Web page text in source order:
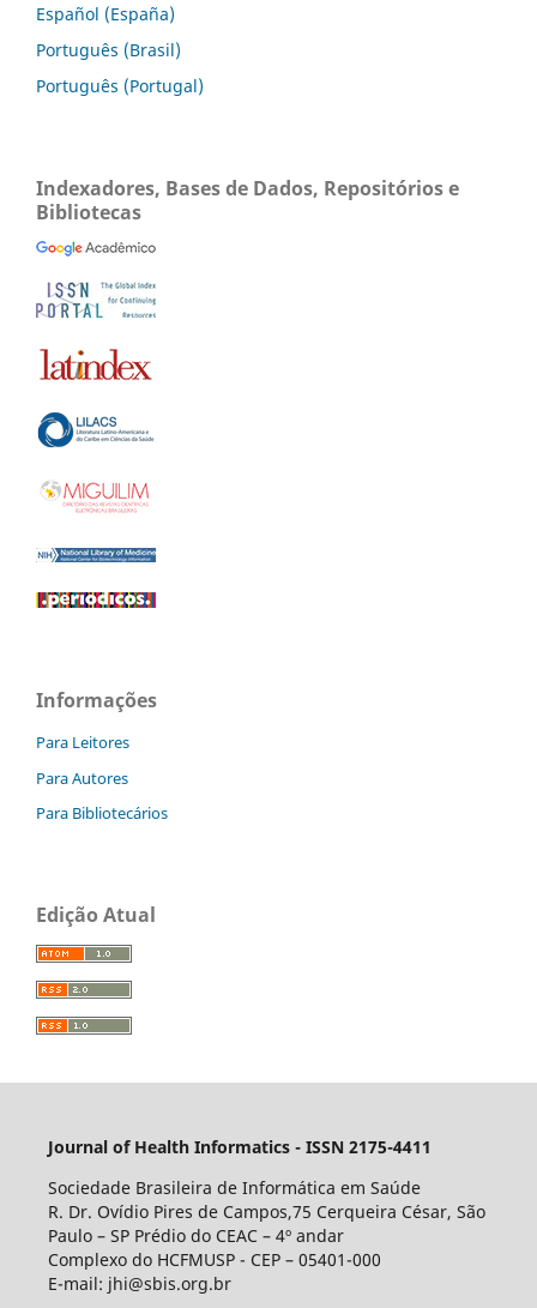
Español (España)
Português (Brasil)
Português (Portugal)
Indexadores, Bases de Dados, Repositórios e
Bibliotecas
Informações
Para Leitores
Para Autores
Para Bibliotecários
Edição Atual
Journal of Health Informatics - ISSN 2175-4411
Sociedade Brasileira de Informática em Saúde
R. Dr. Ovídio Pires de Campos,75 Cerqueira César, São
Paulo – SP Prédio do CEAC – 4º andar
Complexo do HCFMUSP - CEP – 05401-000
E-mail: jhi@sbis.org.br